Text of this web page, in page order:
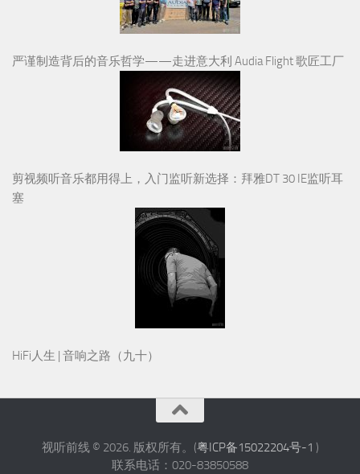
严谨制造背后的音乐哲学——走进意大利 Audia Flight 歌匠工厂
剪视频听音乐都用得上，入门监听新选择：拜雅DT 30 IE监听耳
塞
HiFi人生 | 音响之路（九十）
视听前线 © 2026. 版权所有。(粤ICP备15022204号-1 )
联系电话：020-83850588